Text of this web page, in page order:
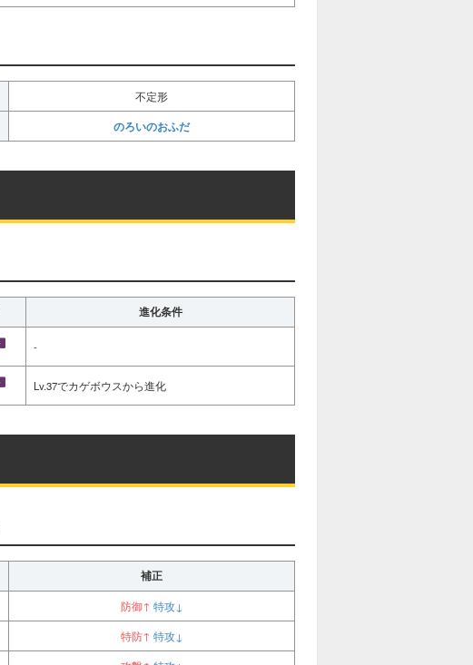
不定形
のろいのおふだ
進化条件
-
Lv.37でカゲボウスから進化
補正
防御↑ 特攻↓
特防↑ 特攻↓